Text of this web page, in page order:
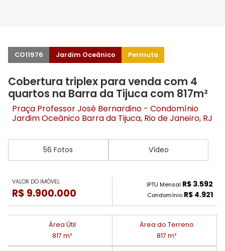
CO11976 Jardim Oceânico Permuta
Cobertura triplex para venda com 4
quartos na Barra da Tijuca com 817m²
Praça Professor José Bernardino - Condomínio
Jardim Oceânico Barra da Tijuca, Rio de Janeiro, RJ
56 Fotos Vídeo
VALOR DO IMÓVEL
R$ 9.900.000
IPTU Mensal R$ 3.592
Condomínio R$ 4.921
Área Útil
817 m²
Área do Terreno
817 m²